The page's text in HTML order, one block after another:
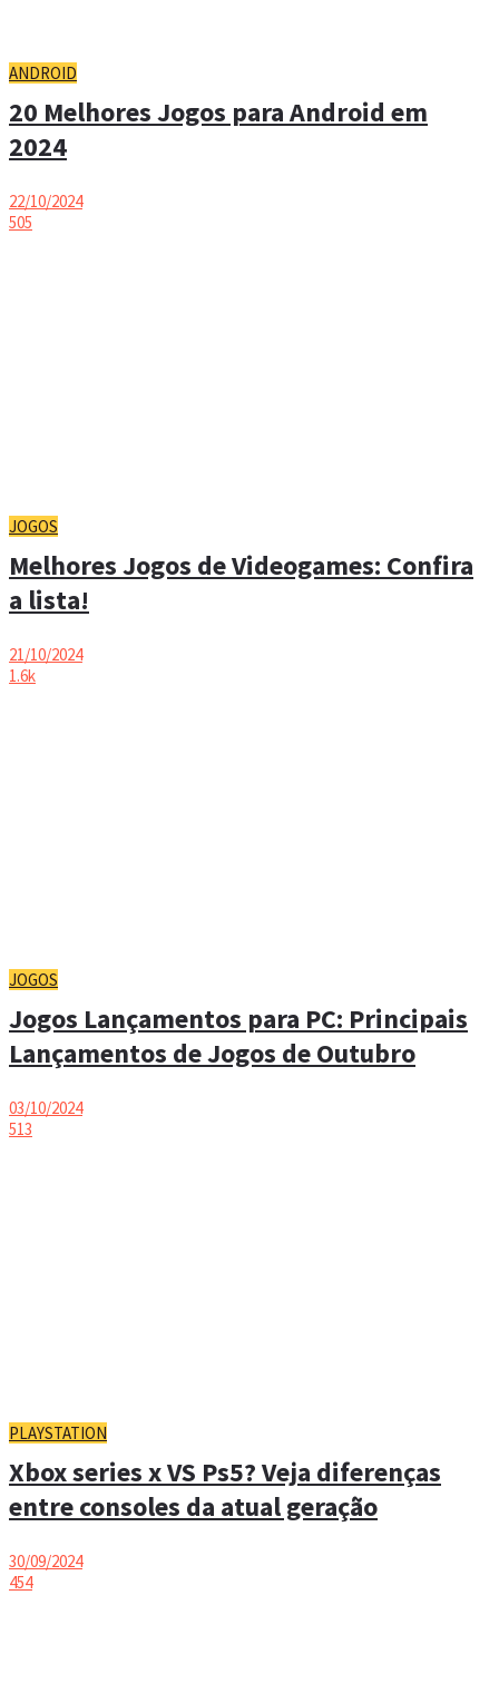
ANDROID
20 Melhores Jogos para Android em
2024
22/10/2024
505
JOGOS
Melhores Jogos de Videogames: Confira
a lista!
21/10/2024
1.6k
JOGOS
Jogos Lançamentos para PC: Principais
Lançamentos de Jogos de Outubro
03/10/2024
513
PLAYSTATION
Xbox series x VS Ps5? Veja diferenças
entre consoles da atual geração
30/09/2024
454